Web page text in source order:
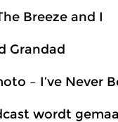
Breeze and I
Grandad
– I’ve Never
wordt